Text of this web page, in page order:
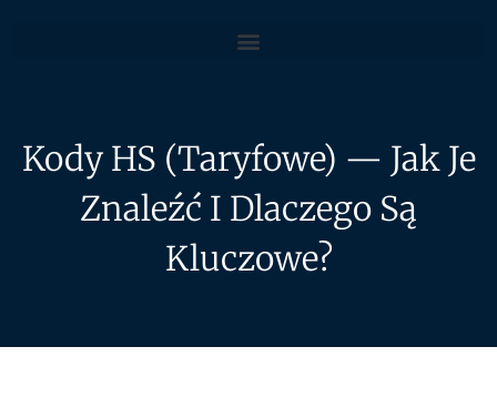
Kody HS (Taryfowe) — Jak Je
Znaleźć I Dlaczego Są
Kluczowe?